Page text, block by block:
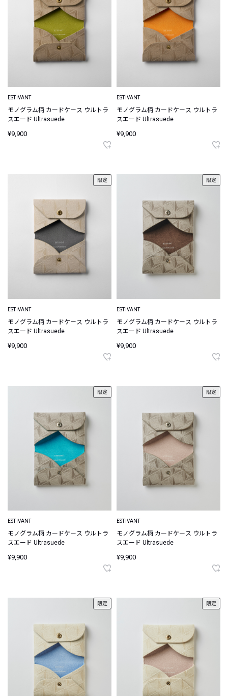
ESTIVANT
モノグラム柄 カードケース ウルトラ
スエード Ultrasuede
¥9,900
ESTIVANT
モノグラム柄 カードケース ウルトラ
スエード Ultrasuede
¥9,900
限定
ESTIVANT
モノグラム柄 カードケース ウルトラ
スエード Ultrasuede
¥9,900
限定
ESTIVANT
モノグラム柄 カードケース ウルトラ
スエード Ultrasuede
¥9,900
限定
ESTIVANT
モノグラム柄 カードケース ウルトラ
スエード Ultrasuede
¥9,900
限定
ESTIVANT
モノグラム柄 カードケース ウルトラ
スエード Ultrasuede
¥9,900
限定 限定